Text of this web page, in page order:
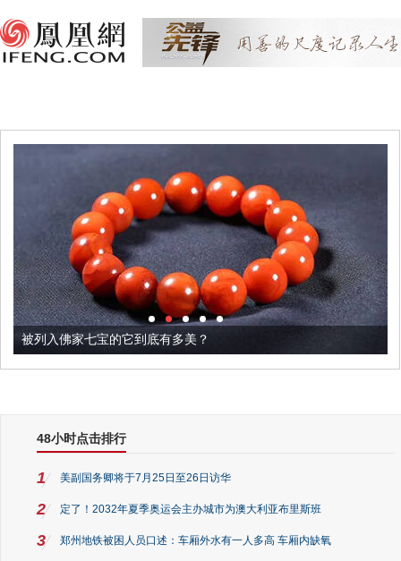
被列入佛家七宝的它到底有多美？
48小时点击排行
1 美副国务卿将于7月25日至26日访华
2 定了！2032年夏季奥运会主办城市为澳大利亚布里斯班
3 郑州地铁被困人员口述：车厢外水有一人多高 车厢内缺氧